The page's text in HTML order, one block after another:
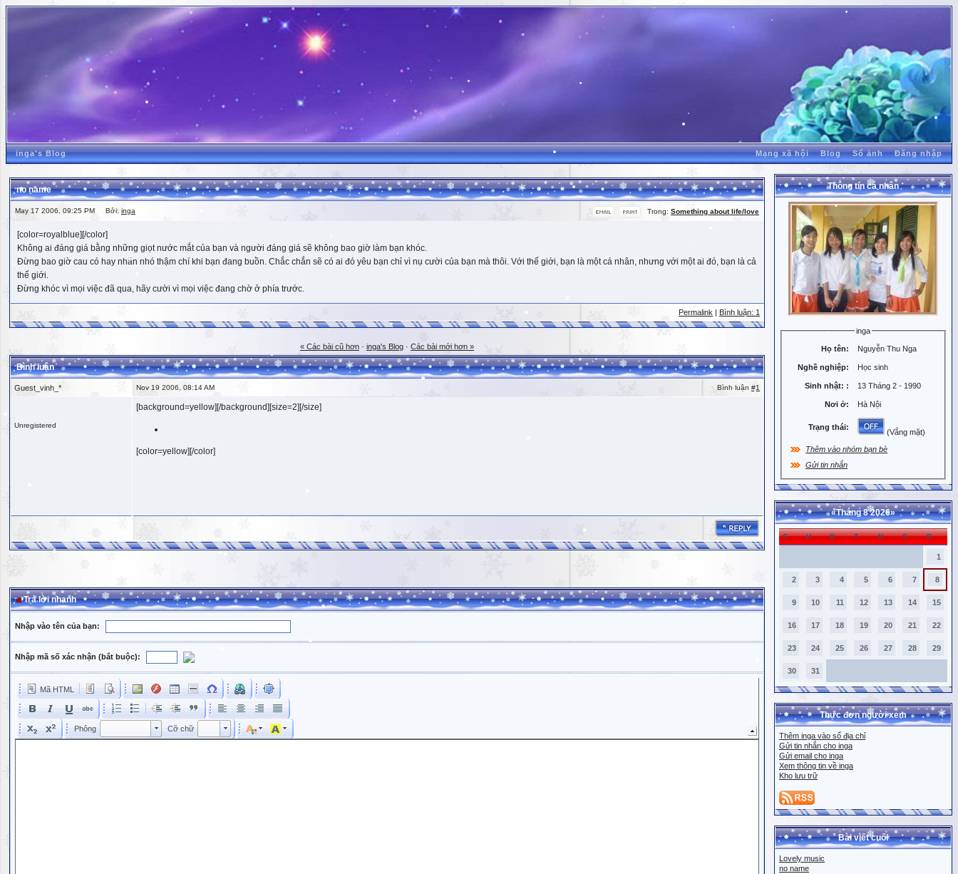
inga's Blog Mạng xã hội Blog Sổ ảnh Đăng nhập
no name
Trong: Something about life/love
May 17 2006, 09:25 PM Bởi: inga
[color=royalblue][/color]
Không ai đáng giá bằng những giọt nước mắt của bạn và người đáng giá sẽ không bao giờ làm bạn khóc.
Đừng bao giờ cau có hay nhăn nhó thậm chí khi bạn đang buồn. Chắc chắn sẽ có ai đó yêu bạn chỉ vì nụ cười của bạn mà thôi. Với thế giới, bạn là một cá nhân, nhưng với một ai đó, bạn là cả
thế giới.
Đừng khóc vì mọi việc đã qua, hãy cười vì mọi việc đang chờ ở phía trước.
Permalink Bình luận: 1
« Các bài cũ hơn · inga's Blog · Các bài mới hơn »
Bình luận
Guest_vinh_* Nov 19 2006, 08:14 AM Bình luận #1
Unregistered
[background=yellow][/background][size=2][/size]
[color=yellow][/color]
Trả lời nhanh
Nhập vào tên của bạn:
Nhập mã số xác nhận (bắt buộc):
Mã HTML
Phông Cỡ chữ Kích cỡ phông
Thông tin cá nhân
inga
Họ tên: Nguyễn Thu Nga
Nghề nghiệp: Học sinh
Sinh nhật: : 13 Tháng 2 - 1990
Nơi ở: Hà Nội
Trạng thái:
(Vắng mặt)
Thêm vào nhóm bạn bè
Gửi tin nhắn
«Tháng 8 2026»
C H B T N S B
1
2 3 4 5 6 7 8
9 10 11 12 13 14 15
16 17 18 19 20 21 22
23 24 25 26 27 28 29
30 31
Thực đơn người xem
Thêm inga vào sổ địa chỉ
Gửi tin nhắn cho inga
Gửi email cho inga
Xem thông tin về inga
Kho lưu trữ
Bài viết cuối
Lovely music
no name